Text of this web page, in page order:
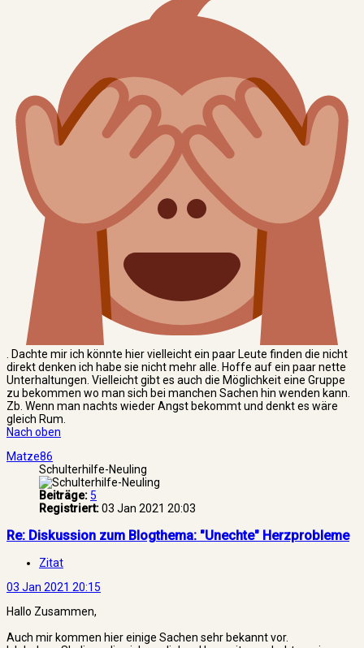
. Dachte mir ich könnte hier vielleicht ein paar Leute finden die nicht
direkt denken ich habe sie nicht mehr alle. Hoffe auf ein paar nette
Unterhaltungen. Vielleicht gibt es auch die Möglichkeit eine Gruppe
zu bekommen wo man sich bei manchen Sachen hin wenden kann.
Zb. Wenn man nachts wieder Angst bekommt und denkt es wäre
gleich Rum.
Nach oben
Matze86
Schulterhilfe-Neuling
Beiträge:5
Registriert:03 Jan 2021 20:03
Re: Diskussion zum Blogthema: "Unechte" Herzprobleme
Zitat
03 Jan 2021 20:15
Hallo Zusammen,
Auch mir kommen hier einige Sachen sehr bekannt vor.